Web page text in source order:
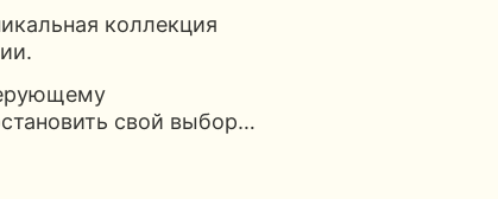
коллекция
свой выбор…